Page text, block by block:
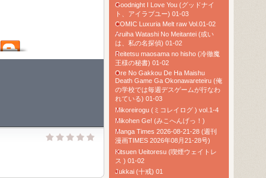
Goodnight I Love You (グッドナイ
ト、アイラブユー) 01-03
COMIC Luxuria Melt raw Vol.01-02
Aruiha Watashi No Meitantei (或い
は、私の名探偵) 01-02
Reitetsu maosama no hisho (冷徹魔
王様の秘書) 01-02
Ore No Gakkou De Ha Maishu
Death Game Ga Okonawareteiru (俺
の学校では毎週デスゲームが行なわ
れている) 01-03
Mikoreirogu (ミコレイログ ) vol.1-4
Mikohen Ge! (みこへんげっ！)
Manga Times 2026-08-21-28 (週刊
漫画TIMES 2026年08月21-28号)
Kitsuen Ueitoresu (喫煙ウェイトレ
ス ) 01-02
Jukkai (十戒) 01